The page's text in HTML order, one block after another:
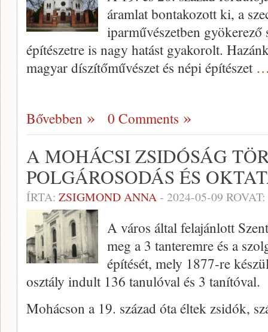
áramlat bontakozott ki, a
iparművészetben
építészetre is nagy hatást gyakorolt.
magyar díszítőművészet és népi építészet
Bővebben 0 Comments
A MOHÁCSI ZSIDÓSÁG
POLGÁROSODÁS ÉS
ÍRTA: ZSIGMOND ANNA- 2024-05-09 ROVAT:
A város által felajánlott
meg a 3 tanteremre és a
építését, mely 1877-re
osztály indult 136 tanulóval és 3 tanítóval.
Mohácson a 19. század óta éltek zsidók,